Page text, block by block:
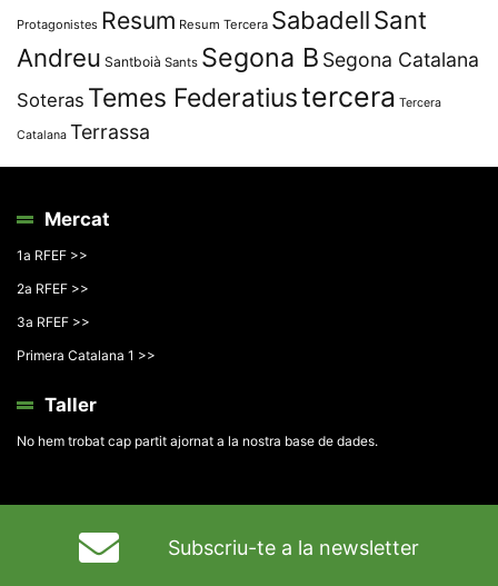
Protagonistes Resum Resum Tercera SabadellSant
Andreu Santboià Sants Segona B Segona Catalana
Soteras Temes Federatiustercera Tercera
Catalana Terrassa
Mercat
1a RFEF >>
2a RFEF >>
3a RFEF >>
Primera Catalana 1 >>
Taller
No hem trobat cap partit ajornat a la nostra base de dades.
Subscriu-te a la newsletter